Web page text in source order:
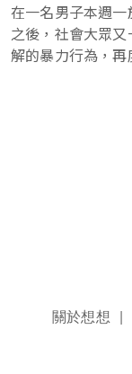
在一名男子本週
之後，社會大眾
解的暴力行為，
頁尾選單關於想想